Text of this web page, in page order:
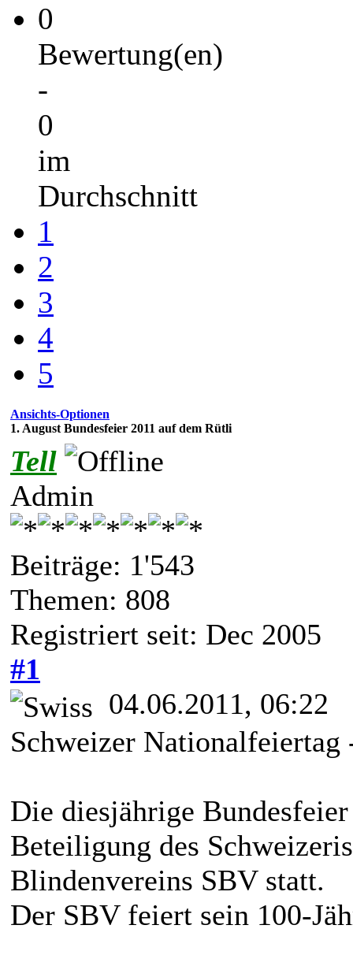
0
Bewertung(en)
-
0
im
Durchschnitt
1
2
3
4
5
Ansichts-Optionen
1. August Bundesfeier 2011 auf dem Rütli
Tell
Admin
Beiträge: 1'543
Themen: 808
Registriert seit: Dec 2005
#1
04.06.2011, 06:22
Schweizer
Die diesjährige
Beteiligung des
Blindenvereins SBV statt.
Der SBV feiert sein 100-